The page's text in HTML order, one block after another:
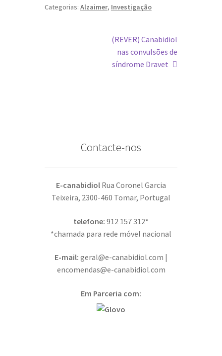
Categorias: Alzaimer, Investigação
NavegaçãoArtigo
seguinte:
(REVER) Canabidiol
nas convulsões de
síndrome Dravet
Contacte-nos
E-canabidiol Rua Coronel Garcia
Teixeira, 2300-460 Tomar, Portugal
telefone: 912 157 312*
*chamada para rede móvel nacional
E-mail: geral@e-canabidiol.com |
encomendas@e-canabidiol.com
Em Parceria com: